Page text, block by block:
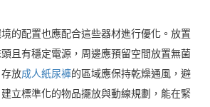
的配置也應配合這些器材進行優化。放置
且有穩定電源，周邊應預留空間放置無菌
放成人紙尿褲的區域應保持乾燥通風，避
立標準化的物品擺放與動線規劃，能在緊